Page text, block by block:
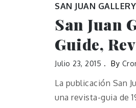
SAN JUAN
San Juan
Guide,
Julio 23, 2015 By
La publicación San
una revista-guia de